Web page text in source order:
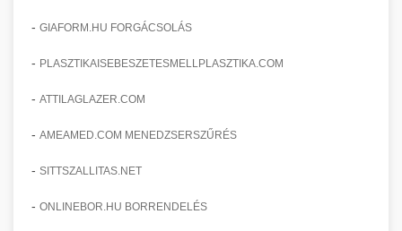
- GIAFORM.HU FORGÁCSOLÁS
- PLASZTIKAISEBESZETESMELLPLASZTIKA.COM
- ATTILAGLAZER.COM
- AMEAMED.COM MENEDZSERSZŰRÉS
- SITTSZALLITAS.NET
- ONLINEBOR.HU BORRENDELÉS